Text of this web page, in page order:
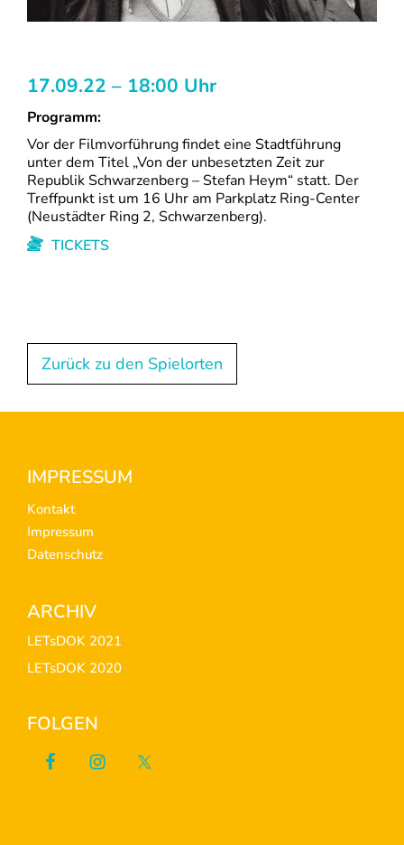
17.09.22 – 18:00 Uhr
Programm:
Vor der Filmvorführung findet eine Stadtführung
unter dem Titel „Von der unbesetzten Zeit zur
Republik Schwarzenberg – Stefan Heym“ statt. Der
Treffpunkt ist um 16 Uhr am Parkplatz Ring-Center
(Neustädter Ring 2, Schwarzenberg).
TICKETS
Zurück zu den Spielorten
Footer
IMPRESSUM
Kontakt
Impressum
Datenschutz
ARCHIV
LETsDOK 2021
LETsDOK 2020
FOLGEN